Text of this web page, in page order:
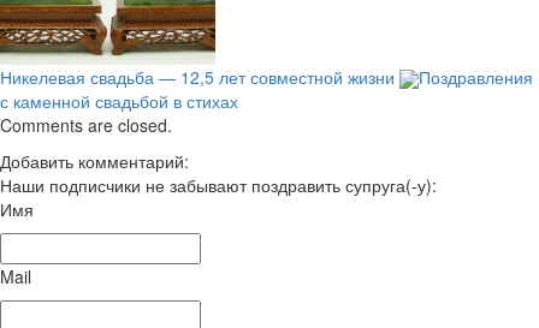
Никелевая свадьба — 12,5 лет совместной жизни
Поздравления
с каменной свадьбой в стихах
Comments are closed.
Добавить комментарий:
Наши подписчики не забывают поздравить супруга(-у):
Имя
Mail